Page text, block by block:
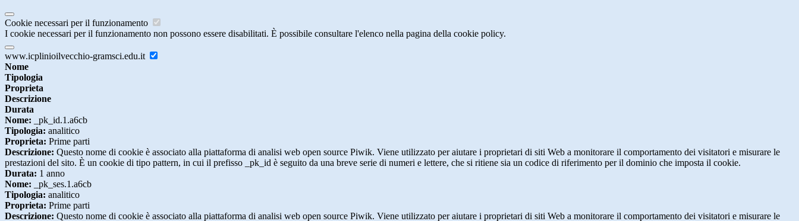
Cookie necessari per il funzionamento
I cookie necessari per il funzionamento non possono essere disabilitati. È possibile consultare l'elenco nella pagina della cookie policy.
www.icplinioilvecchio-gramsci.edu.it
Nome
Tipologia
Proprieta
Descrizione
Durata
Nome: _pk_id.1.a6cb
Tipologia: analitico
Proprieta: Prime parti
Descrizione: Questo nome di cookie è associato alla piattaforma di analisi web open source Piwik. Viene utilizzato per aiutare i proprietari di siti Web a monitorare il comportamento dei visitatori e misurare le
prestazioni del sito. È un cookie di tipo pattern, in cui il prefisso _pk_id è seguito da una breve serie di numeri e lettere, che si ritiene sia un codice di riferimento per il dominio che imposta il cookie.
Durata: 1 anno
Nome: _pk_ses.1.a6cb
Tipologia: analitico
Proprieta: Prime parti
Descrizione: Questo nome di cookie è associato alla piattaforma di analisi web open source Piwik. Viene utilizzato per aiutare i proprietari di siti Web a monitorare il comportamento dei visitatori e misurare le